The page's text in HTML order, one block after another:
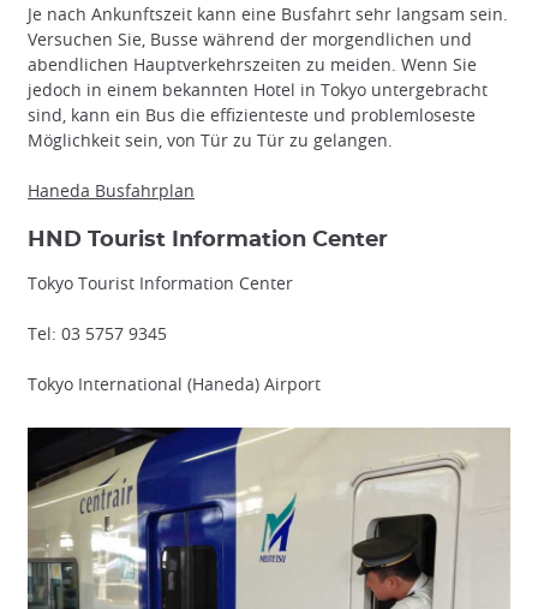
Je nach Ankunftszeit kann eine Busfahrt sehr langsam sein.
Versuchen Sie, Busse während der morgendlichen und
abendlichen Hauptverkehrszeiten zu meiden. Wenn Sie
jedoch in einem bekannten Hotel in Tokyo untergebracht
sind, kann ein Bus die effizienteste und problemloseste
Möglichkeit sein, von Tür zu Tür zu gelangen.
Haneda Busfahrplan
HND Tourist Information Center
Tokyo Tourist Information Center
Tel: 03 5757 9345
Tokyo International (Haneda) Airport